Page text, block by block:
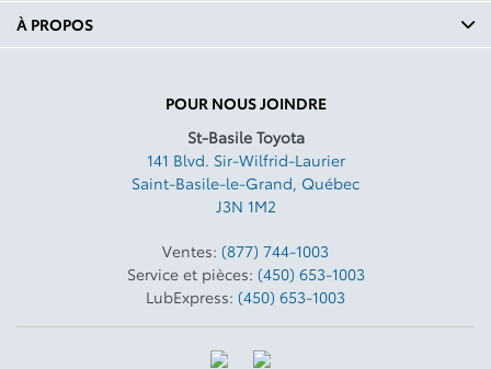
POUR NOUS JOINDRE
St-Basile Toyota
141 Blvd. Sir-Wilfrid-Laurier
Saint-Basile-le-Grand, Québec
J3N 1M2
Ventes: (877) 744-1003
Service et pièces: (450) 653-1003
LubExpress: (450) 653-1003
À PROPOS